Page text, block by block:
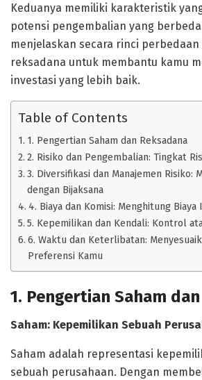
Keduanya memiliki karakteristik
potensi pengembalian yang
menjelaskan secara rinci
reksadana untuk membantu kamu
investasi yang lebih baik.
Table of Contents
1. Pengertian Saham dan Reksadana
2. Risiko dan Pengembalian: Tingkat
3. Diversifikasi dan Manajemen Risiko:
dengan Bijaksana
4. Biaya dan Komisi: Menghitung Biaya
5. Kepemilikan dan Kendali: Kontrol
6. Waktu dan Keterlibatan:
Preferensi Kamu
1. Pengertian Saham
Saham: Kepemilikan Sebuah
Saham adalah representasi
sebuah perusahaan. Dengan